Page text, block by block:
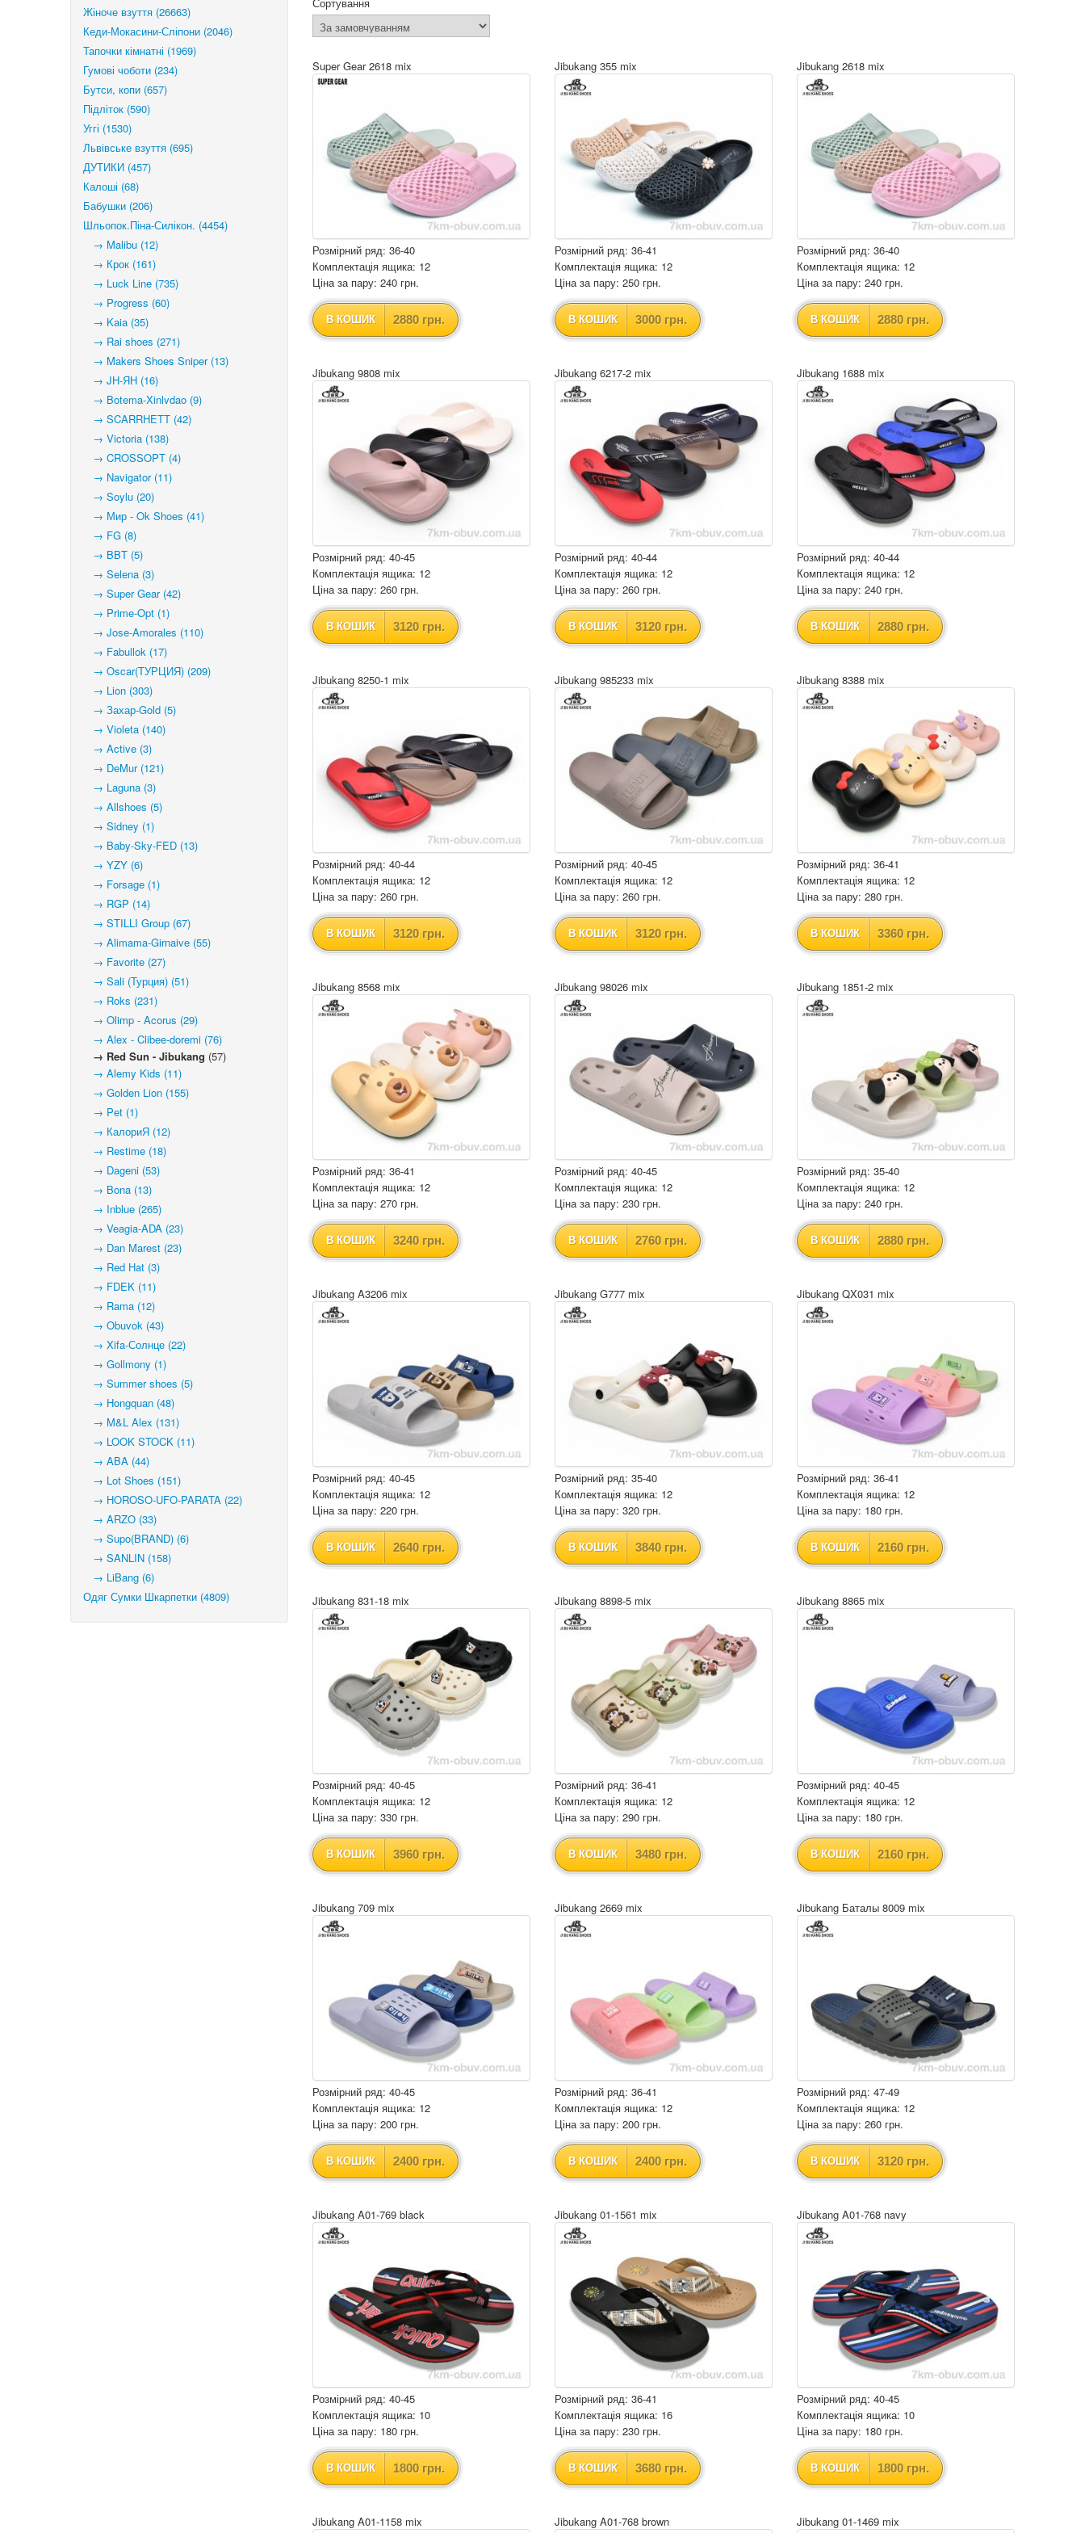
Жіноче взуття (26663)
Кеди-Мокасини-Сліпони (2046)
Тапочки кімнатні (1969)
Гумові чоботи (234)
Бутси, копи (657)
Підліток (590)
Уггі (1530)
Львівське взуття (695)
ДУТИКИ (457)
Калоші (68)
Бабушки (206)
Шльопок.Піна-Силікон. (4454)
→ Malibu (12)
→ Крок (161)
→ Luck Line (735)
→ Progress (60)
→ Kaia (35)
→ Rai shoes (271)
→ Makers Shoes Sniper (13)
→ JH-ЯН (16)
→ Botema-Xinlvdao (9)
→ SCARRHETT (42)
→ Victoria (138)
→ CROSSOPT (4)
→ Navigator (11)
→ Soylu (20)
→ Мир - Ok Shoes (41)
→ FG (8)
→ BBT (5)
→ Selena (3)
→ Super Gear (42)
→ Prime-Opt (1)
→ Jose-Amorales (110)
→ Fabullok (17)
→ Oscar(ТУРЦИЯ) (209)
→ Lion (303)
→ Захар-Gold (5)
→ Violeta (140)
→ Active (3)
→ DeMur (121)
→ Laguna (3)
→ Allshoes (5)
→ Sidney (1)
→ Baby-Sky-FED (13)
→ YZY (6)
→ Forsage (1)
→ RGP (14)
→ STILLI Group (67)
→ Alimama-Girnaive (55)
→ Favorite (27)
→ Sali (Турция) (51)
→ Roks (231)
→ Olimp - Acorus (29)
→ Alex - Clibee-doremi (76)
→ Red Sun - Jibukang (57)
→ Alemy Kids (11)
→ Golden Lion (155)
→ Pet (1)
→ КалориЯ (12)
→ Restime (18)
→ Dageni (53)
→ Bona (13)
→ Inblue (265)
→ Veagia-ADA (23)
→ Dan Marest (23)
→ Red Hat (3)
→ FDEK (11)
→ Rama (12)
→ Obuvok (43)
→ Xifa-Солнце (22)
→ Gollmony (1)
→ Summer shoes (5)
→ Hongquan (48)
→ M&L Alex (131)
→ LOOK STOCK (11)
→ ABA (44)
→ Lot Shoes (151)
→ HOROSO-UFO-PARATA (22)
→ ARZO (33)
→ Supo(BRAND) (6)
→ SANLIN (158)
→ LiBang (6)
Одяг Сумки Шкарпетки (4809)
Super Gear 2618 mix
Розмірний ряд: 36-40
Комплектація ящика: 12
Ціна за пару: 240 грн.
В КОШИК 2880 грн.
Jibukang 355 mix
Розмірний ряд: 36-41
Комплектація ящика: 12
Ціна за пару: 250 грн.
В КОШИК 3000 грн.
Jibukang 2618 mix
Розмірний ряд: 36-40
Комплектація ящика: 12
Ціна за пару: 240 грн.
В КОШИК 2880 грн.
Jibukang 9808 mix
Розмірний ряд: 40-45
Комплектація ящика: 12
Ціна за пару: 260 грн.
В КОШИК 3120 грн.
Jibukang 6217-2 mix
Розмірний ряд: 40-44
Комплектація ящика: 12
Ціна за пару: 260 грн.
В КОШИК 3120 грн.
Jibukang 1688 mix
Розмірний ряд: 40-44
Комплектація ящика: 12
Ціна за пару: 240 грн.
В КОШИК 2880 грн.
Jibukang 8250-1 mix
Розмірний ряд: 40-44
Комплектація ящика: 12
Ціна за пару: 260 грн.
В КОШИК 3120 грн.
Jibukang 985233 mix
Розмірний ряд: 40-45
Комплектація ящика: 12
Ціна за пару: 260 грн.
В КОШИК 3120 грн.
Jibukang 8388 mix
Розмірний ряд: 36-41
Комплектація ящика: 12
Ціна за пару: 280 грн.
В КОШИК 3360 грн.
Jibukang 8568 mix
Розмірний ряд: 36-41
Комплектація ящика: 12
Ціна за пару: 270 грн.
В КОШИК 3240 грн.
Jibukang 98026 mix
Розмірний ряд: 40-45
Комплектація ящика: 12
Ціна за пару: 230 грн.
В КОШИК 2760 грн.
Jibukang 1851-2 mix
Розмірний ряд: 35-40
Комплектація ящика: 12
Ціна за пару: 240 грн.
В КОШИК 2880 грн.
Jibukang A3206 mix
Розмірний ряд: 40-45
Комплектація ящика: 12
Ціна за пару: 220 грн.
В КОШИК 2640 грн.
Jibukang G777 mix
Розмірний ряд: 35-40
Комплектація ящика: 12
Ціна за пару: 320 грн.
В КОШИК 3840 грн.
Jibukang QX031 mix
Розмірний ряд: 36-41
Комплектація ящика: 12
Ціна за пару: 180 грн.
В КОШИК 2160 грн.
Jibukang 831-18 mix
Розмірний ряд: 40-45
Комплектація ящика: 12
Ціна за пару: 330 грн.
В КОШИК 3960 грн.
Jibukang 8898-5 mix
Розмірний ряд: 36-41
Комплектація ящика: 12
Ціна за пару: 290 грн.
В КОШИК 3480 грн.
Jibukang 8865 mix
Розмірний ряд: 40-45
Комплектація ящика: 12
Ціна за пару: 180 грн.
В КОШИК 2160 грн.
Jibukang 709 mix
Розмірний ряд: 40-45
Комплектація ящика: 12
Ціна за пару: 200 грн.
В КОШИК 2400 грн.
Jibukang 2669 mix
Розмірний ряд: 36-41
Комплектація ящика: 12
Ціна за пару: 200 грн.
В КОШИК 2400 грн.
Jibukang Баталы 8009 mix
Розмірний ряд: 47-49
Комплектація ящика: 12
Ціна за пару: 260 грн.
В КОШИК 3120 грн.
Jibukang A01-769 black
Розмірний ряд: 40-45
Комплектація ящика: 10
Ціна за пару: 180 грн.
В КОШИК 1800 грн.
Jibukang 01-1561 mix
Розмірний ряд: 36-41
Комплектація ящика: 16
Ціна за пару: 230 грн.
В КОШИК 3680 грн.
Jibukang A01-768 navy
Розмірний ряд: 40-45
Комплектація ящика: 10
Ціна за пару: 180 грн.
В КОШИК 1800 грн.
Jibukang A01-1158 mix Jibukang A01-768 brown Jibukang 01-1469 mix